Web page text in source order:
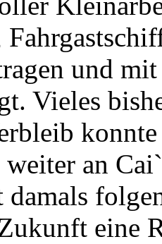
und
Vieles
an
damals
eine